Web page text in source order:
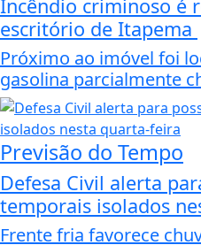
Incêndio criminoso é
escritório de Itapema
Próximo ao imóvel foi
gasolina parcialmente
Previsão do Tempo
Defesa Civil alerta
temporais isolados
Frente fria favorece